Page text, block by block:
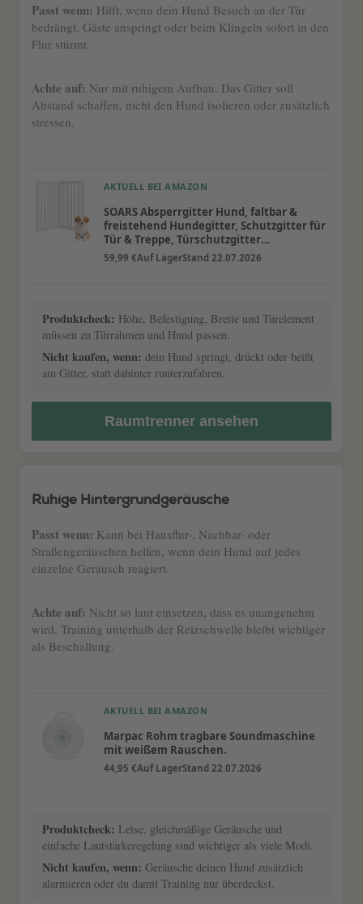
Passt wenn: Hilft, wenn dein Hund Besuch an der Tür
bedrängt, Gäste anspringt oder beim Klingeln sofort in den
Flur stürmt.
Achte auf: Nur mit ruhigem Aufbau. Das Gitter soll
Abstand schaffen, nicht den Hund isolieren oder zusätzlich
stressen.
AKTUELL BEI AMAZON
SOARS Absperrgitter Hund, faltbar &
freistehend Hundegitter, Schutzgitter für
Tür & Treppe, Türschutzgitter
Treppengitter für kleine & mittlere
Haustiere, Weiß, 101 x 89 cm
59,99 €Auf LagerStand 22.07.2026
Produktcheck: Höhe, Befestigung, Breite und Türelement
müssen zu Türrahmen und Hund passen.
Nicht kaufen, wenn: dein Hund springt, drückt oder beißt
am Gitter, statt dahinter runterzufahren.
Raumtrenner ansehen
Ruhige Hintergrundgeräusche
Passt wenn: Kann bei Hausflur-, Nachbar- oder
Straßengeräuschen helfen, wenn dein Hund auf jedes
einzelne Geräusch reagiert.
Achte auf: Nicht so laut einsetzen, dass es unangenehm
wird. Training unterhalb der Reizschwelle bleibt wichtiger
als Beschallung.
AKTUELL BEI AMAZON
Marpac Rohm tragbare Soundmaschine
mit weißem Rauschen.
44,95 €Auf LagerStand 22.07.2026
Produktcheck: Leise, gleichmäßige Geräusche und
einfache Lautstärkeregelung sind wichtiger als viele Modi.
Nicht kaufen, wenn: Geräusche deinen Hund zusätzlich
alarmieren oder du damit Training nur überdeckst.